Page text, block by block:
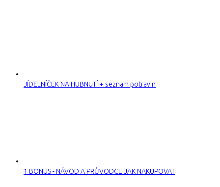
JÍDELNÍČEK NA HUBNUTÍ + seznam potravin
1 BONUS - NÁVOD A PRŮVODCE JAK NAKUPOVAT